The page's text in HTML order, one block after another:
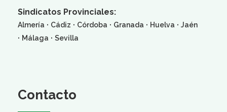
Sindicatos Provinciales:
Almería · Cádiz · Córdoba · Granada · Huelva · Jaén
· Málaga · Sevilla
Contacto